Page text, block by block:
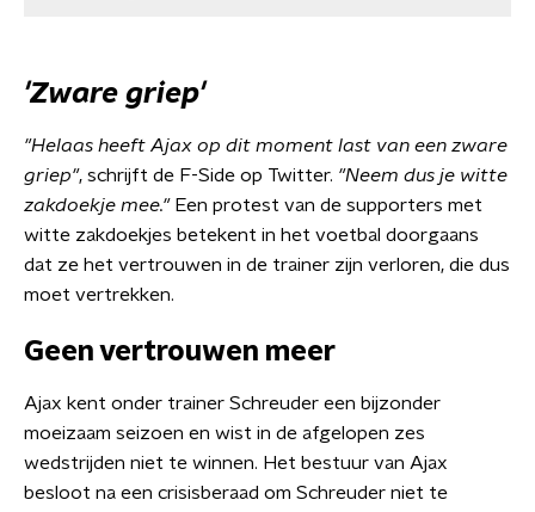
'Zware griep'
"Helaas heeft Ajax op dit moment last van een zware
griep", schrijft de F-Side op Twitter. "Neem dus je witte
zakdoekje mee." Een protest van de supporters met
witte zakdoekjes betekent in het voetbal doorgaans
dat ze het vertrouwen in de trainer zijn verloren, die dus
moet vertrekken.
Geen vertrouwen meer
Ajax kent onder trainer Schreuder een bijzonder
moeizaam seizoen en wist in de afgelopen zes
wedstrijden niet te winnen. Het bestuur van Ajax
besloot na een crisisberaad om Schreuder niet te